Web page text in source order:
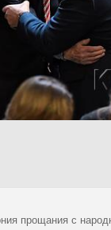
прощания с